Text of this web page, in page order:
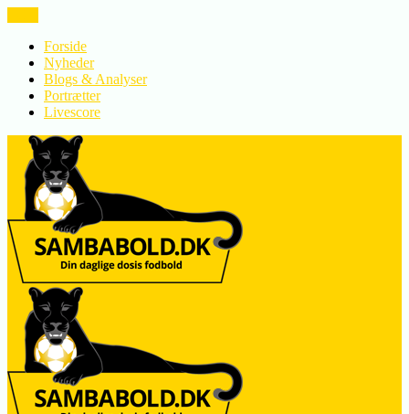
Forside
Nyheder
Blogs & Analyser
Portrætter
Livescore